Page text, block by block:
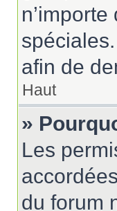
afin de
Haut
»
Les
du forum